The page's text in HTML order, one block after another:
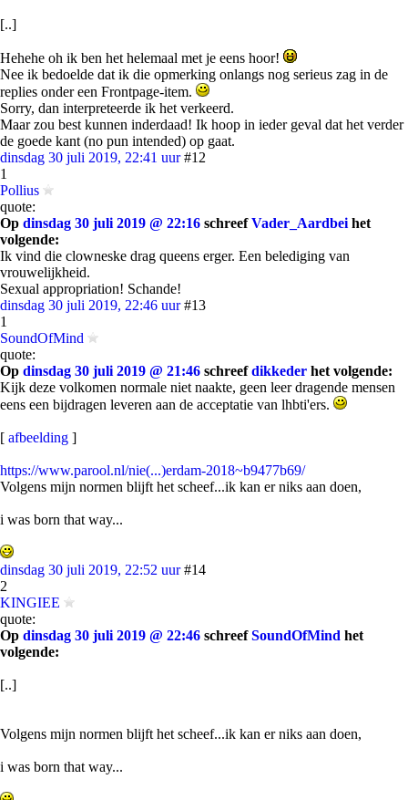
[..]
Hehehe oh ik ben het helemaal met je eens hoor!
Nee ik bedoelde dat ik die opmerking onlangs nog serieus zag in de
replies onder een Frontpage-item.
Sorry, dan interpreteerde ik het verkeerd.
Maar zou best kunnen inderdaad! Ik hoop in ieder geval dat het verder
de goede kant (no pun intended) op gaat.
dinsdag 30 juli 2019, 22:41 uur #12
1
Pollius
quote:
Op dinsdag 30 juli 2019 @ 22:16 schreefVader_Aardbei het
volgende:
Ik vind die clowneske drag queens erger. Een belediging van
vrouwelijkheid.
Sexual appropriation! Schande!
dinsdag 30 juli 2019, 22:46 uur #13
1
SoundOfMind
quote:
Op dinsdag 30 juli 2019 @ 21:46 schreefdikkeder het volgende:
Kijk deze volkomen normale niet naakte, geen leer dragende mensen
eens een bijdragen leveren aan de acceptatie van lhbti'ers.
[ afbeelding ]
https://www.parool.nl/nie(...)erdam-2018~b9477b69/
Volgens mijn normen blijft het scheef...ik kan er niks aan doen,
i was born that way...
dinsdag 30 juli 2019, 22:52 uur #14
2
KINGIEE
quote:
Op dinsdag 30 juli 2019 @ 22:46 schreefSoundOfMind het
volgende:
[..]
Volgens mijn normen blijft het scheef...ik kan er niks aan doen,
i was born that way...